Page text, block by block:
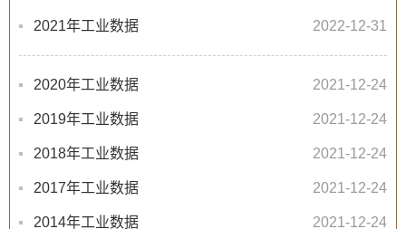
2021年工业数据 2022-12-31
2020年工业数据 2021-12-24
2019年工业数据 2021-12-24
2018年工业数据 2021-12-24
2017年工业数据 2021-12-24
2014年工业数据 2021-12-24